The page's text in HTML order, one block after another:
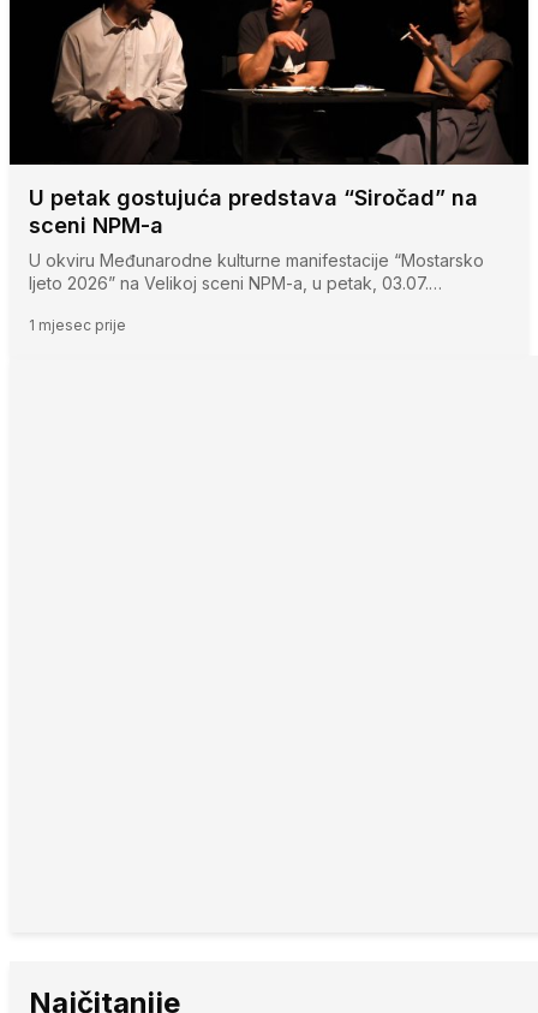
U petak gostujuća predstava “Siročad” na
sceni NPM-a
U okviru Međunarodne kulturne manifestacije “Mostarsko
ljeto 2026” na Velikoj sceni NPM-a, u petak, 03.07.…
1 mjesec prije
Najčitanije